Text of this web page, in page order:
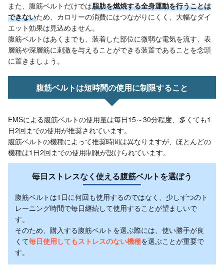
また、腹筋ベルトだけでは脂肪を燃焼する全身運動を行うことは
できないため、カロリーの消費にはつながりにくく、大幅なダイ
エット効果は見込めません。
腹筋ベルトはあくまでも、装着した部位に微弱な電気を流す、表
層筋や深層筋に刺激を与えることができる装置であることを念頭
に置きましょう。
腹筋ベルトは短時間の使用に制限すること
EMSによる腹筋ベルトの使用量は毎日15～30分程度、多くても1
日2回までの使用が推奨されています。
腹筋ベルトの機種によって推奨時間は異なりますが、ほとんどの
機種は1日2回までの使用制限が設けられています。
毎日ストレスなく使える腹筋ベルトを選ぼう
腹筋ベルトは1日に何回も使用するのではなく、少しずつのト
レーニング時間で毎日継続して使用することが望ましいで
す。
そのため、購入する腹筋ベルトを選ぶ際には、使い勝手が良
くて毎日使用してもストレスのない機種を選ぶことが重要で
す。